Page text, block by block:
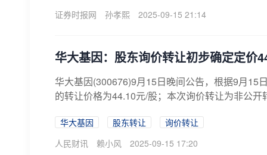
证券时报网
孙孝熙 2025-09-15 21:14
华大基因：股东询价转让初步确定定价
华大基因(300676)9月15日晚间公告，根据9月15
的转让价格为44.10元/股；本次询价转让为非公
华大基因 股东转让
询价转让
人民财讯
赖小风 2025-09-15 17:20